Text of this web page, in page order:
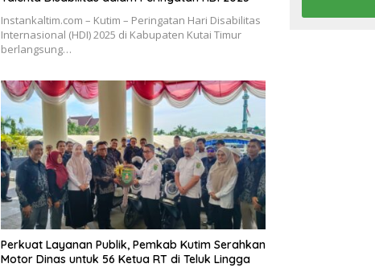
Instankaltim.com – Kutim – Peringatan Hari Disabilitas
Internasional (HDI) 2025 di Kabupaten Kutai Timur
berlangsung…
Perkuat Layanan Publik, Pemkab Kutim Serahkan
Motor Dinas untuk 56 Ketua RT di Teluk Lingga